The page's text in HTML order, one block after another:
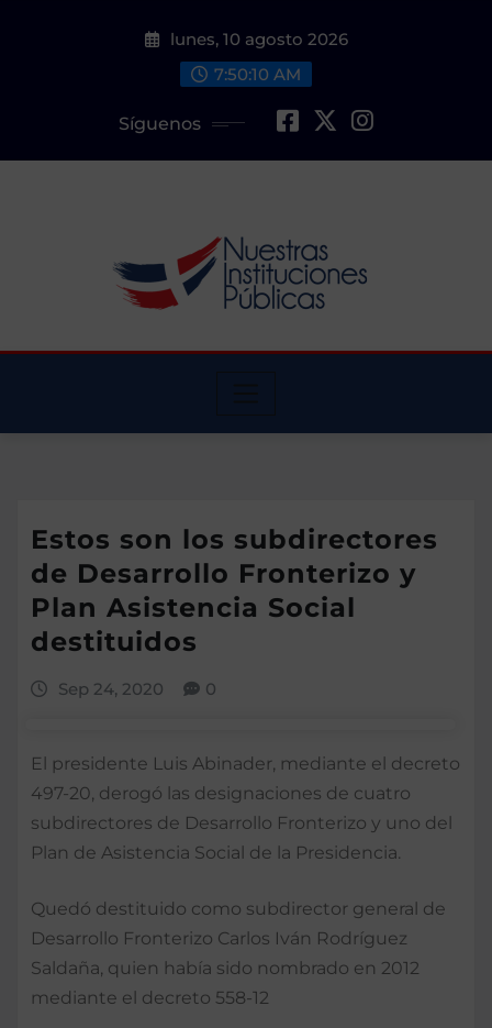
lunes, 10 agosto 2026
7:50:11 AM
Síguenos
Estos son los subdirectores
de Desarrollo Fronterizo y
Plan Asistencia Social
destituidos
Sep 24, 2020 0
El presidente Luis Abinader, mediante el decreto
497-20, derogó las designaciones de cuatro
subdirectores de Desarrollo Fronterizo y uno del
Plan de Asistencia Social de la Presidencia.
Quedó destituido como subdirector general de
Desarrollo Fronterizo Carlos Iván Rodríguez
Saldaña, quien había sido nombrado en 2012
mediante el decreto 558-12